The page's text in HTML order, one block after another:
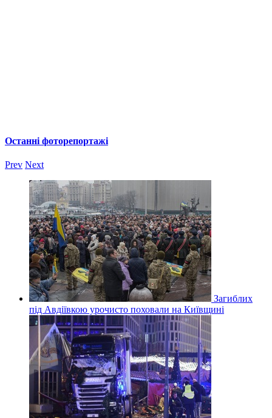
Останні фоторепортажі
Prev Next
Загиблих
під Авдіївкою урочисто поховали на Київщині